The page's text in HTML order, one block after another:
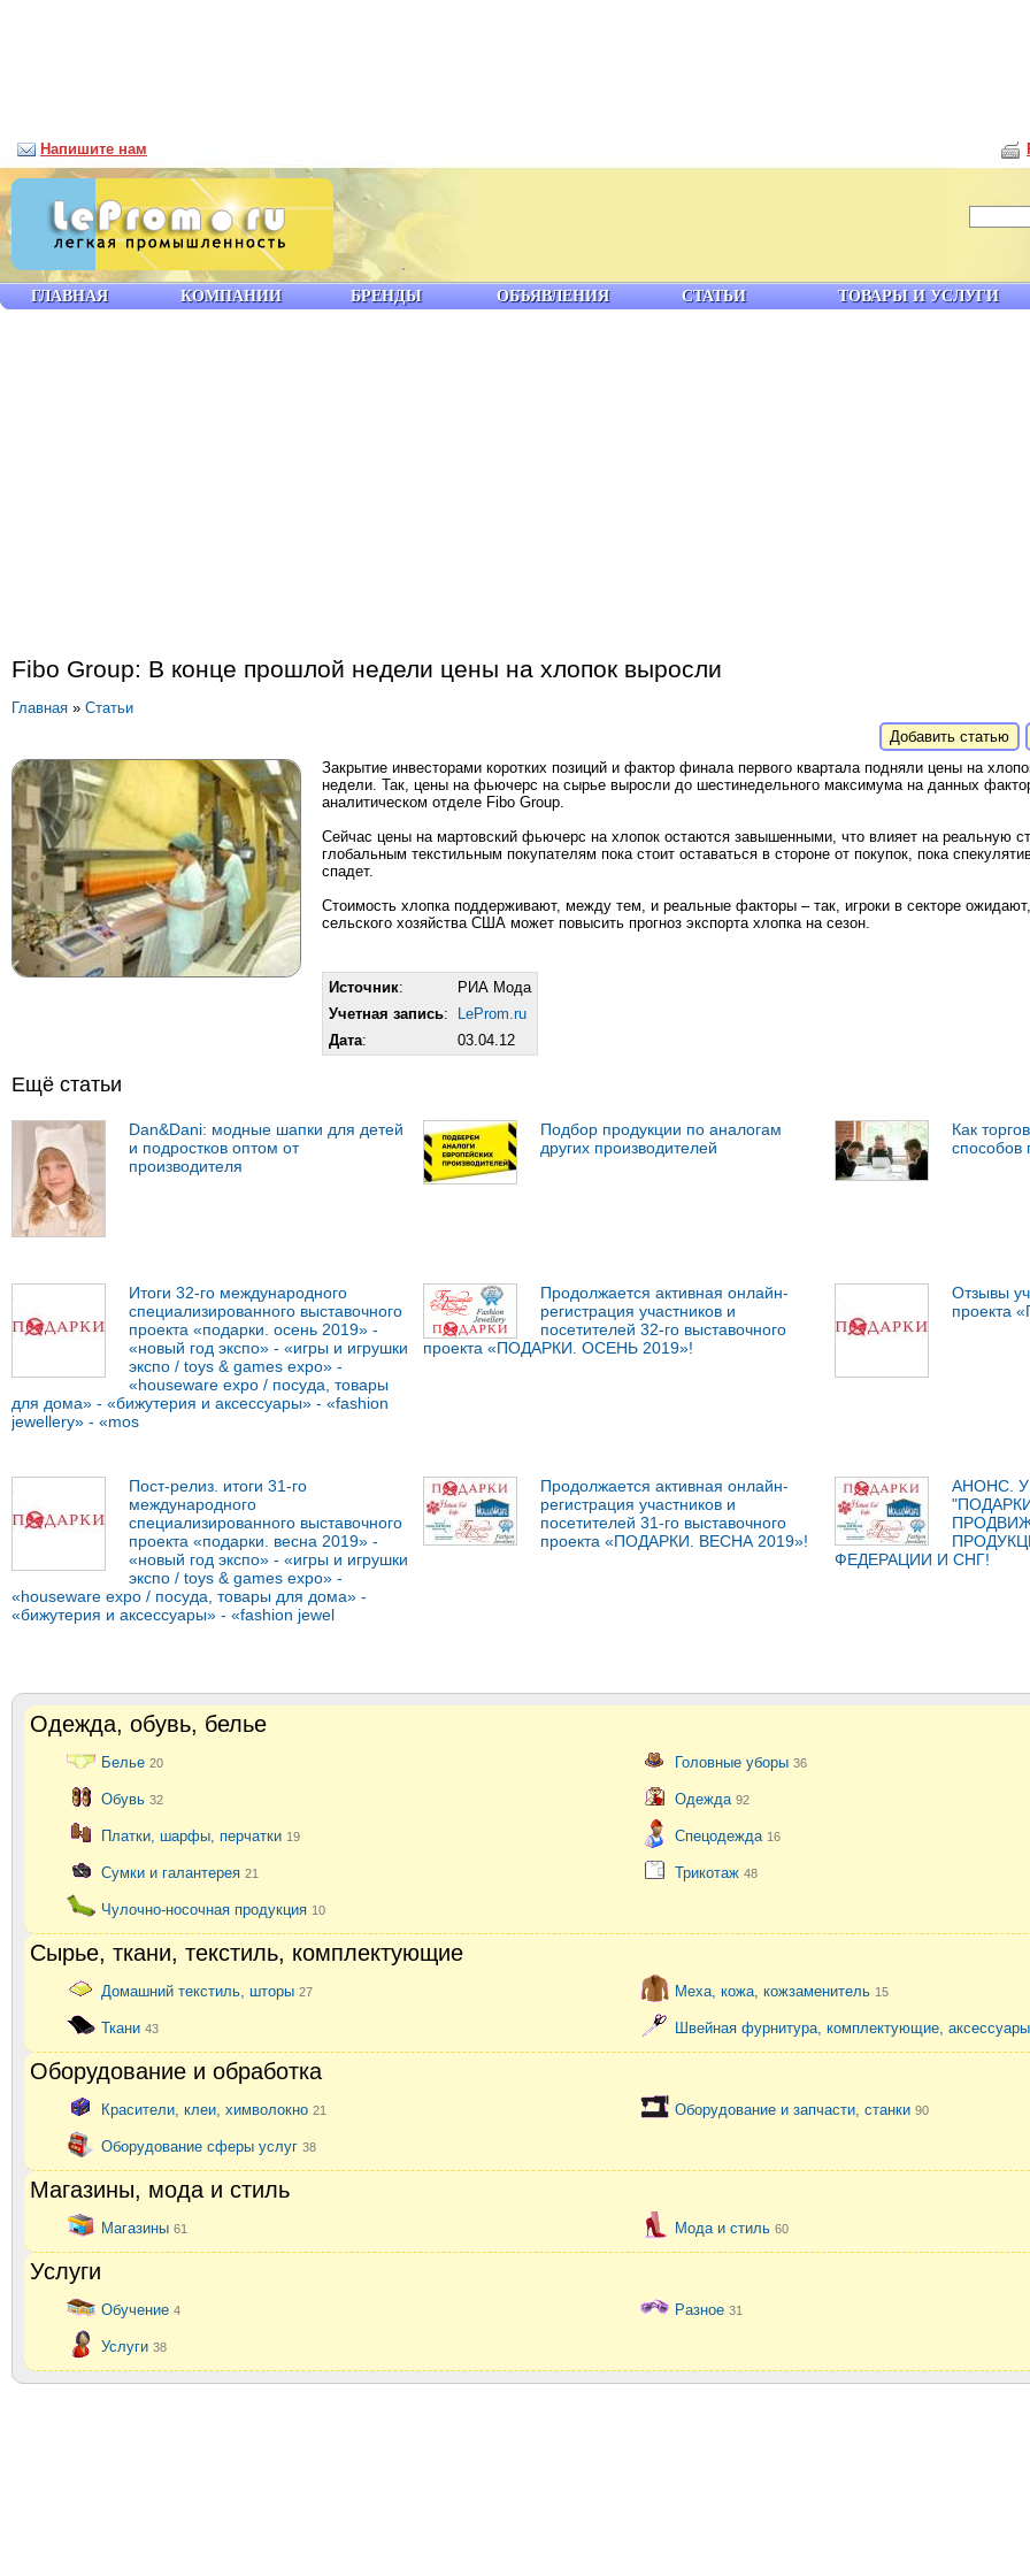
Fibo Group: В конце прошлой недели цены на хлопок выросли
Главная » Статьи
Добавить статью
Закрытие инвесторами коротких позиций и фактор финала первого квартала подняли цены на
недели. Так, цены на фьючерс на сырье выросли до шестинедельного максимума на данных
аналитическом отделе Fibo Group.
Сейчас цены на мартовский фьючерс на хлопок остаются завышенными, что влияет на реальную
глобальным текстильным покупателям пока стоит оставаться в стороне от покупок, пока
спадет.
Стоимость хлопка поддерживают, между тем, и реальные факторы – так, игроки в секторе
сельского хозяйства США может повысить прогноз экспорта хлопка на сезон.
Источник:
РИА Мода
Учетная запись:
LeProm.ru
Дата: 03.04.12
Ещё статьи
Dan&Dani: модные шапки для детей
и подростков оптом от
производителя
Подбор продукции по аналогам
других производителей
Как
способов
Итоги 32-го международного
специализированного выставочного
проекта «подарки. осень 2019» -
«новый год экспо» - «игры и игрушки
экспо / toys & games expo» -
«houseware expo / посуда, товары
для дома» - «бижутерия и аксессуары» - «fashion
jewellery» - «mos
Продолжается активная онлайн-
регистрация участников и
посетителей 32-го выставочного
проекта «ПОДАРКИ. ОСЕНЬ 2019»!
Отзывы
проекта
Пост-релиз. итоги 31-го
международного
специализированного выставочного
проекта «подарки. весна 2019» -
«новый год экспо» - «игры и игрушки
экспо / toys & games expo» -
«houseware expo / посуда, товары для дома» -
«бижутерия и аксессуары» - «fashion jewel
Продолжается активная онлайн-
регистрация участников и
посетителей 31-го выставочного
проекта «ПОДАРКИ. ВЕСНА 2019»!
АНОНС.
ФЕДЕРАЦИИ И СНГ!
Одежда, обувь, белье
Белье 20 Головные уборы 36
Обувь 32 Одежда 92
Платки, шарфы, перчатки 19 Спецодежда 16
Сумки и галантерея 21 Трикотаж 48
Чулочно-носочная продукция 10
Сырье, ткани, текстиль, комплектующие
Домашний текстиль, шторы 27 Меха, кожа, кожзаменитель 15
Ткани 43 Швейная фурнитура, комплектующие,
Оборудование и обработка
Красители, клеи, химволокно 21 Оборудование и запчасти, станки 90
Оборудование сферы услуг 38
Магазины, мода и стиль
Магазины 61 Мода и стиль 60
Услуги
Обучение 4 Разное 31
Услуги 38
ГЛАВНАЯ КОМПАНИИ БРЕНДЫ ОБЪЯВЛЕНИЯ СТАТЬИ ТОВАРЫ И УСЛУГИ
Напишите нам